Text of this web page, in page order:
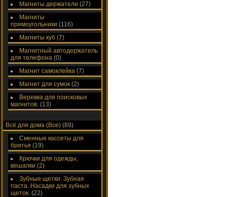
Магниты держатели (27)
Магниты
прямоугольники (116)
Магниты куб (7)
Магнитный автодержатель
для телефона (0)
Магнит самоклейка (7)
Магнит для сумок (2)
Веревка для поисковых
магнитов. (13)
Всё для дома (Все) (89)
Сменные кассеты для
бритья (19)
Крючки для одежды,
вешалки (2)
Зубные щетки. Зубная
паста. Насадки для зубных
щеток. (22)